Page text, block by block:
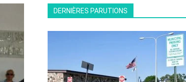
DERNIÈRES PARUTIONS